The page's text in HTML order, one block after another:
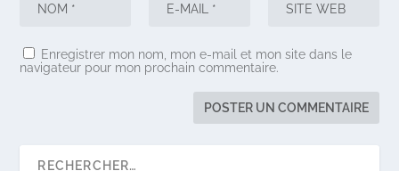
Enregistrer mon nom, mon e-mail et mon site dans le
navigateur pour mon prochain commentaire.